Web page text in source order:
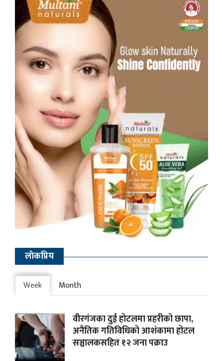
लाेकप्रिय
Week Month
वीरगंजका दुई होटलमा प्रहरीको छापा,
अनैतिक गतिविधिको आशंकामा होटल
सञ्चालकसहित १२ जना पक्राउ